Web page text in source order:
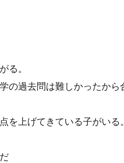
る。
の過去問は難しかったから
を上げてきている子がいる。